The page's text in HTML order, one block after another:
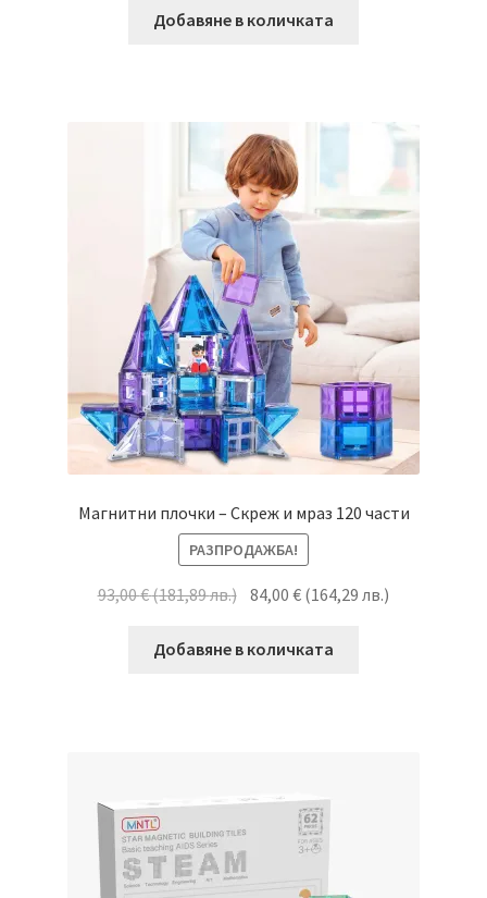
Добавяне в количката
Магнитни плочки – Скреж и мраз 120 части
РАЗПРОДАЖБА!
93,00€(181,89лв.) 84,00€ (164,29 лв.)
Добавяне в количката